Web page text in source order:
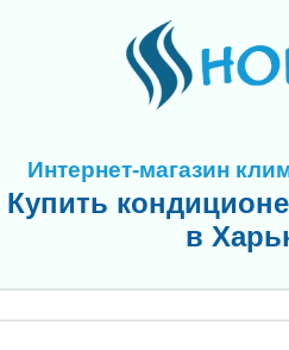
Интернет-магазин
Купить
в